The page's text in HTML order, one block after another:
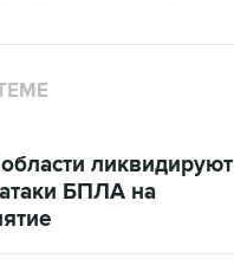
ликвидируют
БПЛА на